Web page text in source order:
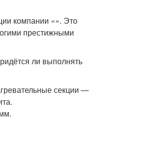
компании «». Это
престижными
ли выполнять
секции —